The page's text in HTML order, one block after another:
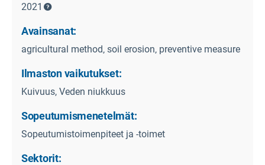
2021
Avainsanat:
agricultural method‚ soil erosion‚ preventive measure
Ilmaston vaikutukset:
Kuivuus, Veden niukkuus
Sopeutumismenetelmät:
Sopeutumistoimenpiteet ja -toimet
Sektorit: